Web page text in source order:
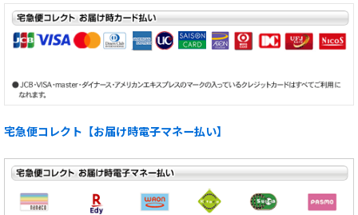
宅急便コレクト【お届け時電子マネー払い】